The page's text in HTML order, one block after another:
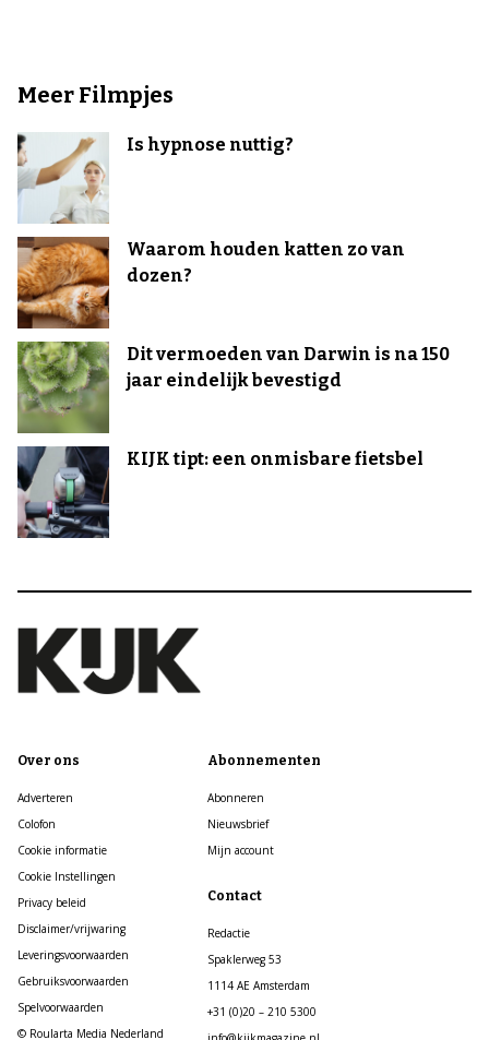
Meer Filmpjes
Is hypnose nuttig?
Waarom houden katten zo van
dozen?
Dit vermoeden van Darwin is na 150
jaar eindelijk bevestigd
KIJK tipt: een onmisbare fietsbel
Over ons
Adverteren
Colofon
Cookie informatie
Cookie Instellingen
Privacy beleid
Disclaimer/vrijwaring
Leveringsvoorwaarden
Gebruiksvoorwaarden
Spelvoorwaarden
© Roularta Media Nederland
Abonnementen
Abonneren
Nieuwsbrief
Mijn account
Contact
Redactie
Spaklerweg 53
1114 AE Amsterdam
+31 (0)20 – 210 5300